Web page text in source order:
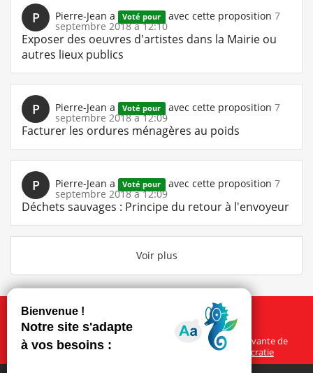
P Pierre-Jean a Voté pour avec cette proposition 7
septembre 2018 à 12:10
Exposer des oeuvres d'artistes dans la Mairie ou
autres lieux publics
P Pierre-Jean a Voté pour avec cette proposition 7
septembre 2018 à 12:09
Facturer les ordures ménagères au poids
P Pierre-Jean a Voté pour avec cette proposition 7
septembre 2018 à 12:09
Déchets sauvages : Principe du retour à l'envoyeur
Voir plus
À propos
Ce site participatif a été réalisé grâce à la plateforme innovante de
participationCap Collectif , selon les principes de la démocratie